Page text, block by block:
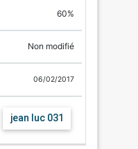
60%
Non modifié
06/02/2017
jean luc 031